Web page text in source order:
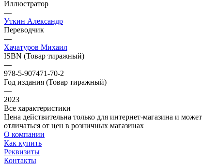
Иллюстратор
—
Уткин Александр
Переводчик
—
Хачатуров Михаил
ISBN (Товар тиражный)
—
978-5-907471-70-2
Год издания (Товар тиражный)
—
2023
Все характеристики
Цена действительна только для интернет-магазина и может
отличаться от цен в розничных магазинах
О компании
Как купить
Реквизиты
Контакты